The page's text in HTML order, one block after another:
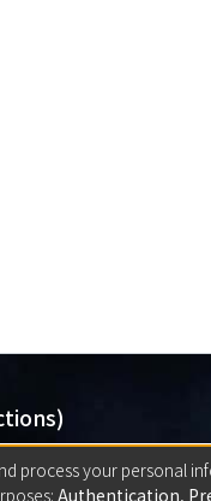
Guide)
process your personal
Authentication,